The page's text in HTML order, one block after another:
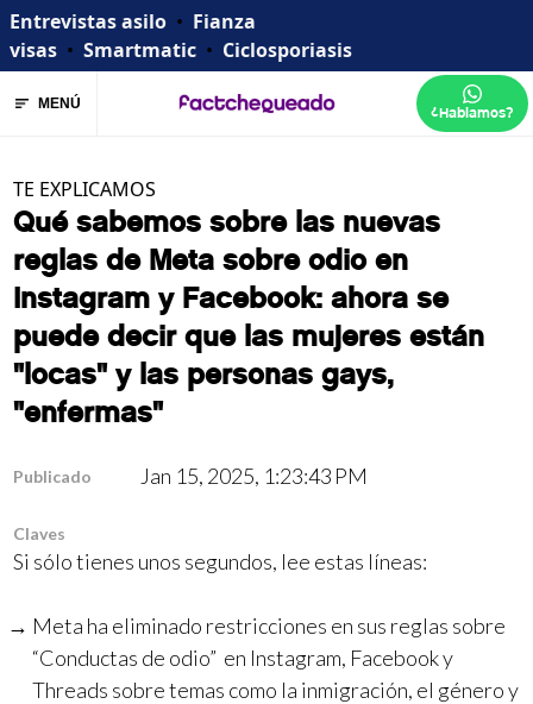
Entrevistas asilo • Fianza
visas • Smartmatic • Ciclosporiasis
MENÚ ¿Hablamos?
TE EXPLICAMOS
Qué sabemos sobre las nuevas
reglas de Meta sobre odio en
Instagram y Facebook: ahora se
puede decir que las mujeres están
"locas" y las personas gays,
"enfermas"
Publicado Jan 15, 2025, 1:23:43 PM
Claves
Si sólo tienes unos segundos, lee estas líneas:
Meta ha eliminado restricciones en sus reglas sobre
“Conductas de odio” en Instagram, Facebook y
Threads sobre temas como la inmigración, el género y